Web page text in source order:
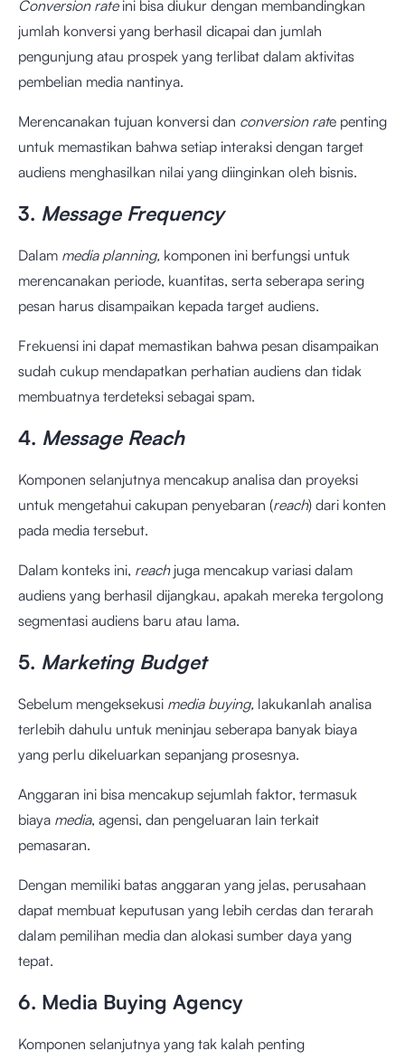
Conversion rate ini bisa diukur dengan membandingkan
jumlah konversi yang berhasil dicapai dan jumlah
pengunjung atau prospek yang terlibat dalam aktivitas
pembelian media nantinya.
Merencanakan tujuan konversi dan conversion rate penting
untuk memastikan bahwa setiap interaksi dengan target
audiens menghasilkan nilai yang diinginkan oleh bisnis.
3. Message Frequency
Dalam media planning, komponen ini berfungsi untuk
merencanakan periode, kuantitas, serta seberapa sering
pesan harus disampaikan kepada target audiens.
Frekuensi ini dapat memastikan bahwa pesan disampaikan
sudah cukup mendapatkan perhatian audiens dan tidak
membuatnya terdeteksi sebagai spam.
4. Message Reach
Komponen selanjutnya mencakup analisa dan proyeksi
untuk mengetahui cakupan penyebaran (reach) dari konten
pada media tersebut.
Dalam konteks ini, reach juga mencakup variasi dalam
audiens yang berhasil dijangkau, apakah mereka tergolong
segmentasi audiens baru atau lama.
5. Marketing Budget
Sebelum mengeksekusi media buying, lakukanlah analisa
terlebih dahulu untuk meninjau seberapa banyak biaya
yang perlu dikeluarkan sepanjang prosesnya.
Anggaran ini bisa mencakup sejumlah faktor, termasuk
biaya media, agensi, dan pengeluaran lain terkait
pemasaran.
Dengan memiliki batas anggaran yang jelas, perusahaan
dapat membuat keputusan yang lebih cerdas dan terarah
dalam pemilihan media dan alokasi sumber daya yang
tepat.
6. Media Buying Agency
Komponen selanjutnya yang tak kalah penting